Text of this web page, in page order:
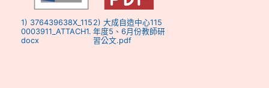
1) 376439638X_115
0003911_ATTACH1.
docx
2) 大成自造中心115
年度5、6月份教師研
習公文.pdf